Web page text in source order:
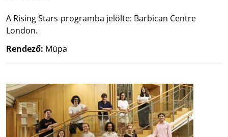
A Rising Stars-programba jelölte: Barbican Centre
London.
Rendező: Müpa